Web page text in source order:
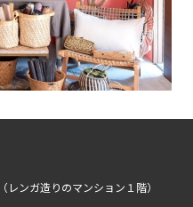
ンガ造りのマンション１階）